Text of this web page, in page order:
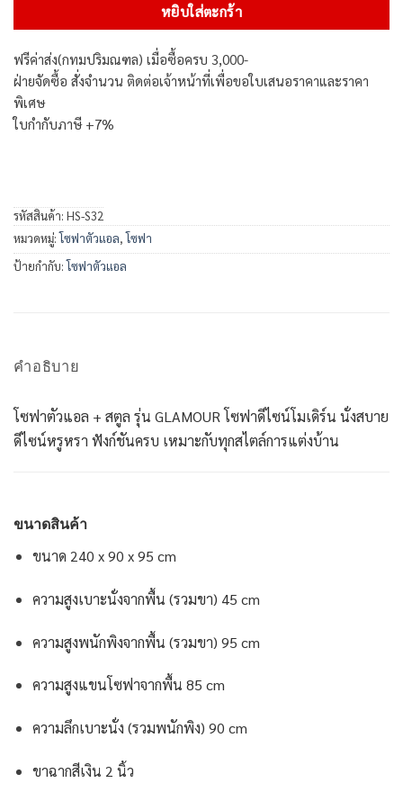
หยิบใส่ตะกร้า
ฟรีค่าส่ง(กทมปริมณฑล) เมื่อซื้อครบ 3,000-
ฝ่ายจัดซื้อ สั่งจำนวน ติดต่อเจ้าหน้าที่เพื่อขอใบเสนอราคาและราคา
พิเศษ
ใบกำกับภาษี +7%
รหัสสินค้า: HS-S32
หมวดหมู่:โซฟาตัวแอล,โซฟา
ป้ายกำกับ:โซฟาตัวแอล
คำอธิบาย
โซฟาตัวแอล + สตูล รุ่น GLAMOUR โซฟาดีไซน์โมเดิร์น นั่งสบาย
ดีไซน์หรูหรา ฟังก์ชันครบ เหมาะกับทุกสไตล์การแต่งบ้าน
ขนาดสินค้า
ขนาด 240 x90 x95 cm
ความสูงเบาะนั่งจากพื้น (รวมขา) 45 cm
ความสูงพนักพิงจากพื้น (รวมขา) 95 cm
ความสูงแขนโซฟาจากพื้น 85 cm
ความลึกเบาะนั่ง (รวมพนักพิง) 90 cm
ขาฉากสีเงิน 2 นิ้ว